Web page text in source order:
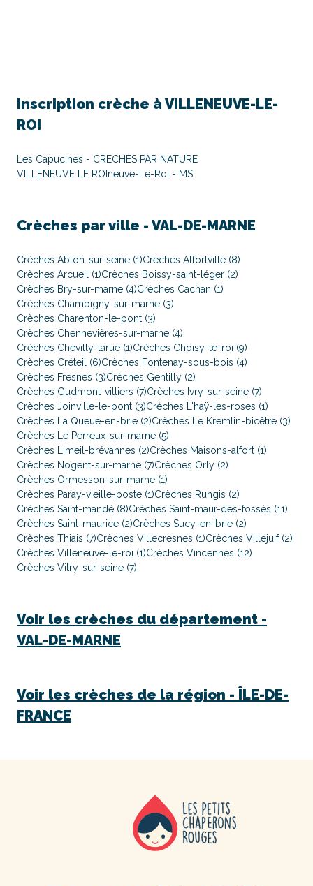
Inscription crèche à VILLENEUVE-LE-
ROI
Les Capucines - CRECHES PAR NATURE
VILLENEUVE LE ROIneuve-Le-Roi - MS
Crèches par ville - VAL-DE-MARNE
Crèches Ablon-sur-seine (1)Crèches Alfortville (8)
Crèches Arcueil (1)Crèches Boissy-saint-léger (2)
Crèches Bry-sur-marne (4)Crèches Cachan (1)
Crèches Champigny-sur-marne (3)
Crèches Charenton-le-pont (3)
Crèches Chennevières-sur-marne (4)
Crèches Chevilly-larue (1)Crèches Choisy-le-roi (9)
Crèches Créteil (6)Crèches Fontenay-sous-bois (4)
Crèches Fresnes (3)Crèches Gentilly (2)
Crèches Gudmont-villiers (7)Crèches Ivry-sur-seine (7)
Crèches Joinville-le-pont (3)Crèches L'haÿ-les-roses (1)
Crèches La Queue-en-brie (2)Crèches Le Kremlin-bicêtre (3)
Crèches Le Perreux-sur-marne (5)
Crèches Limeil-brévannes (2)Crèches Maisons-alfort (1)
Crèches Nogent-sur-marne (7)Crèches Orly (2)
Crèches Ormesson-sur-marne (1)
Crèches Paray-vieille-poste (1)Crèches Rungis (2)
Crèches Saint-mandé (8)Crèches Saint-maur-des-fossés (11)
Crèches Saint-maurice (2)Crèches Sucy-en-brie (2)
Crèches Thiais (7)Crèches Villecresnes (1)Crèches Villejuif (2)
Crèches Villeneuve-le-roi (1)Crèches Vincennes (12)
Crèches Vitry-sur-seine (7)
Voir les crèches du département -
VAL-DE-MARNE
Voir les crèches de la région - ÎLE-DE-
FRANCE